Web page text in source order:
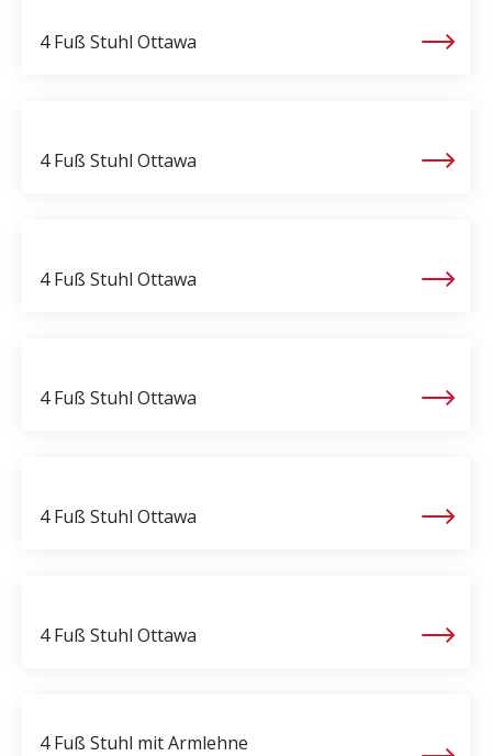
4 Fuß Stuhl Ottawa
4 Fuß Stuhl Ottawa
4 Fuß Stuhl Ottawa
4 Fuß Stuhl Ottawa
4 Fuß Stuhl Ottawa
4 Fuß Stuhl Ottawa
4 Fuß Stuhl mit Armlehne